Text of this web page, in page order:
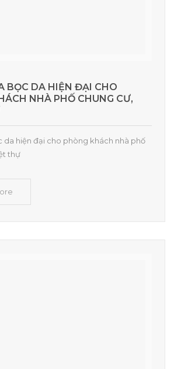
BỌC DA HIỆN ĐẠI CHO
NHÀ PHỐ CHUNG CƯ,
da hiện đại cho phòng khách nhà phố
thự